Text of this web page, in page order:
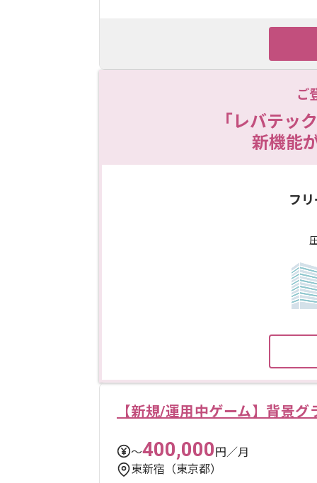
ご
「レバテッ
新機能
フ
【新規/運用中ゲーム】背景
〜400,000円／月
東新宿（東京都）